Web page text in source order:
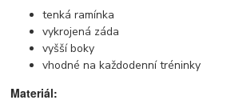
tenká ramínka
vykrojená záda
vyšší boky
vhodné na každodenní tréninky
Materiál: